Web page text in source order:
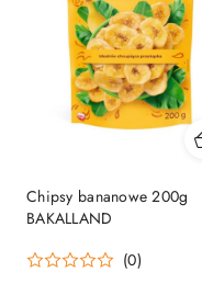
Chipsy bananowe 200g
BAKALLAND
(0)